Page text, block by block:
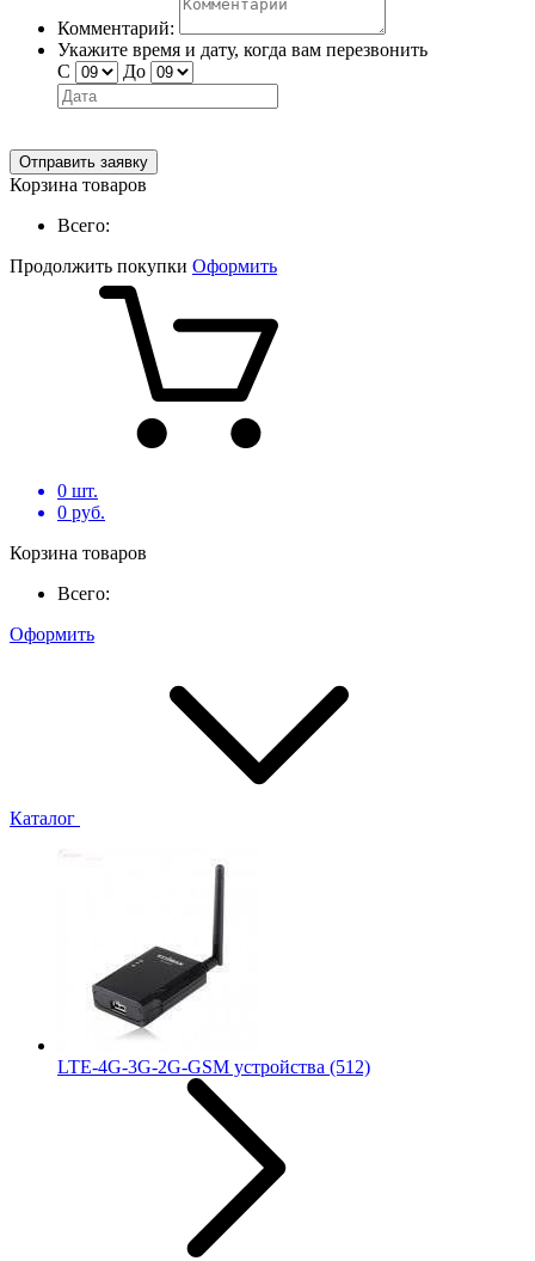
Комментарий:
Укажите время и дату, когда вам перезвонить
С
До
Отправить заявку
Корзина товаров
Всего:
Продолжить покупки Оформить
0 шт.
0 руб.
Корзина товаров
Всего:
Оформить
Каталог
LTE-4G-3G-2G-GSM устройства (512)